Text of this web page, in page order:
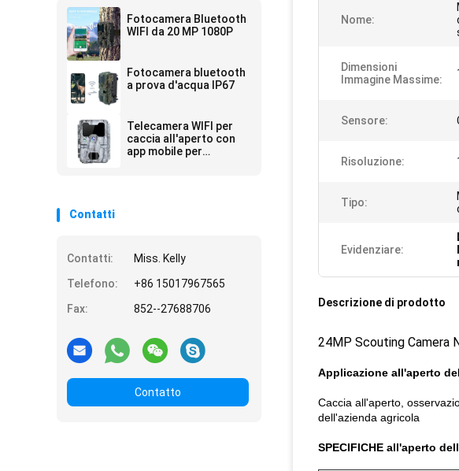
Fotocamera Bluetooth
WIFI da 20 MP 1080P
Fotocamera bluetooth
a prova d'acqua IP67
Telecamera WIFI per
caccia all'aperto con
app mobile per
Contatti
Contatti:
Miss. Kelly
Telefono:
+86 15017967565
Fax:
852--27688706
Contatto
Nome:
Dimensioni
Immagine Massime:
Sensore:
Risoluzione:
Tipo:
Evidenziare:
Descrizione di prodotto
24MP Scouting Camera
Applicazione all'aperto
Caccia all'aperto,
dell'azienda agricola
SPECIFICHE all'aperto